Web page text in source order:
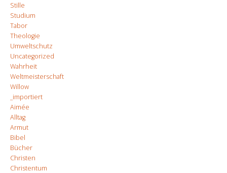
Stille
Studium
Tabor
Theologie
Umweltschutz
Uncategorized
Wahrheit
Weltmeisterschaft
Willow
_importiert
Aimée
Alltag
Armut
Bibel
Bücher
Christen
Christentum